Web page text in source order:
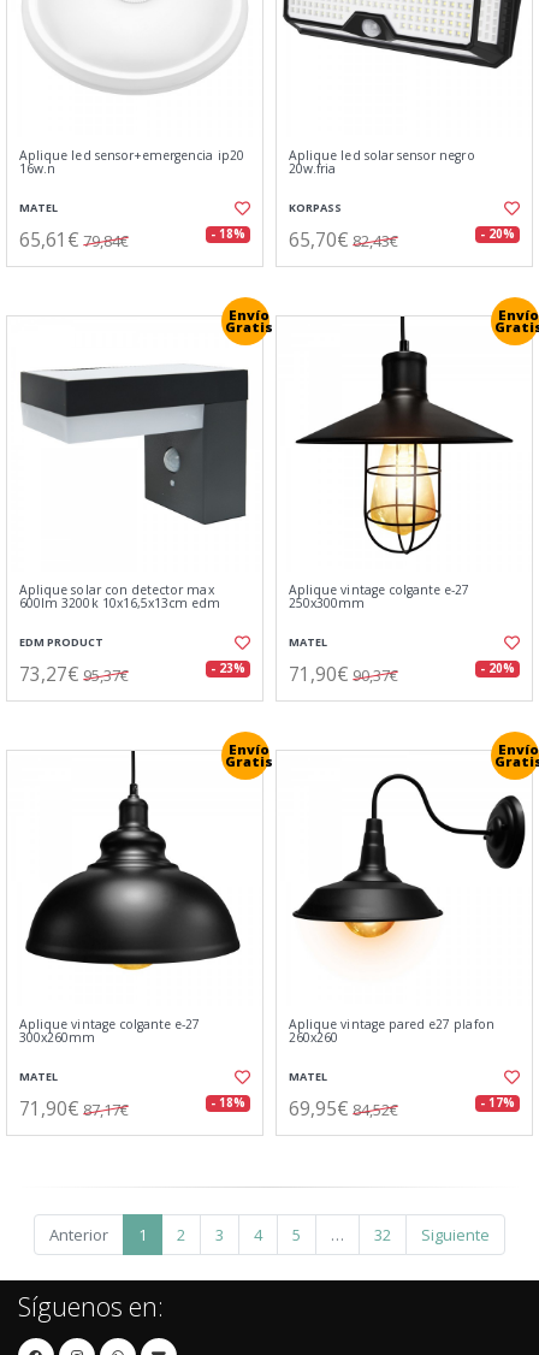
Aplique led sensor+emergencia ip20
16w.n
MATEL
65,61€ 79,84€ - 18%
Aplique led solar sensor negro
20w.fria
KORPASS
65,70€ 82,43€ - 20%
Envío
Gratis
Aplique solar con detector max
600lm 3200k 10x16,5x13cm edm
EDM PRODUCT
73,27€ 95,37€ - 23%
Envío
Aplique vintage colgante e-27
250x300mm
MATEL
71,90€ 90,37€ - 20%
Envío
Gratis
Aplique vintage colgante e-27
300x260mm
MATEL
71,90€ 87,17€ - 18%
Envío
Aplique vintage pared e27 plafon
260x260
MATEL
69,95€ 84,52€ - 17%
Anterior 1 2 3 4 5 … 32 Siguiente
Síguenos en: